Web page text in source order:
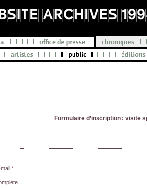
Formulaire d’inscription : visite
*